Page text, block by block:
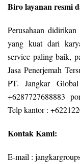
Biro layanan resmi
Perusahaan
yang kuat dari
service paling baik,
Jasa Penerjemah
PT. Jangkar
+6287727688883
Telp kantor :
Kontak Kami:
E-mail :